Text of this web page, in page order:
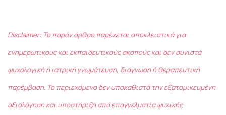
Disclaimer: Το παρόν άρθρο παρέχεται αποκλειστικά για
ενημερωτικούς και εκπαιδευτικούς σκοπούς και δεν συνιστά
ψυχολογική ή ιατρική γνωμάτευση, διάγνωση ή θεραπευτική
παρέμβαση. Το περιεχόμενο δεν υποκαθιστά την εξατομικευμένη
αξιολόγηση και υποστήριξη από επαγγελματία ψυχικής